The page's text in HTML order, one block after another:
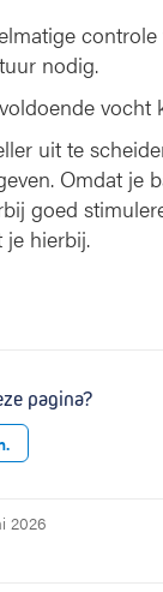
nodig.
vocht
uit te
Omdat je
goed
hierbij.
pagina?
2026